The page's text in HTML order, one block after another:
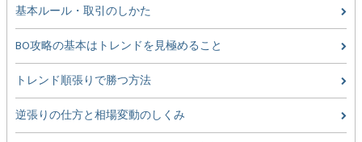
基本ルール・取引のしかた
BO攻略の基本はトレンドを見極めること
トレンド順張りで勝つ方法
逆張りの仕方と相場変動のしくみ